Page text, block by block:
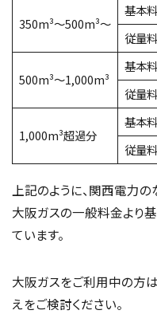
350m³～500m³～
基本
従量
500m³～1,000m³
基本
従量
1,000m³超過分
基本
従量
上記のように、関西電力
大阪ガスの一般料金より
ています。
大阪ガスをご利用中の方は
えをご検討ください。